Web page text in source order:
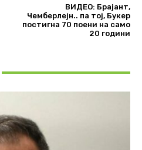
ВИДЕО: Брајант,
Чемберлејн.. па тој, Букер
постигна 70 поени на само
20 години